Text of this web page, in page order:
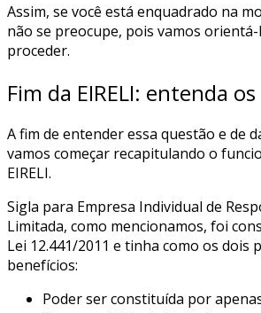
Assim, se você está enquadrado na
não se preocupe, pois vamos
proceder.
Fim da EIRELI: entenda
A fim de entender essa questão e de
vamos começar recapitulando o
EIRELI.
Sigla para Empresa Individual de
Limitada, como mencionamos, foi
Lei 12.441/2011 e tinha como os dois
benefícios:
Poder ser constituída por